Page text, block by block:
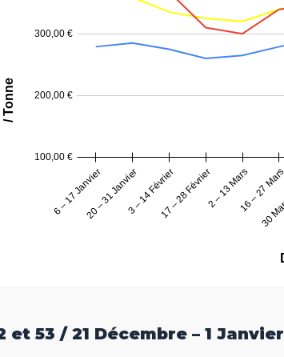
et 53 / 21 Décembre – 1 Janvier